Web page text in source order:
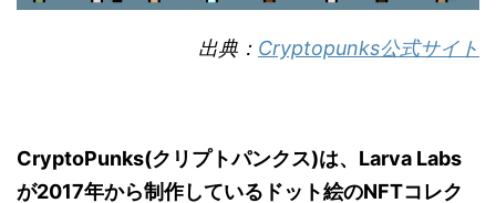
出典： Cryptopunks公式サイト
CryptoPunks(クリプトパンクス)は、 Larva Labs
が2017年から制作しているドット絵のNFTコレク